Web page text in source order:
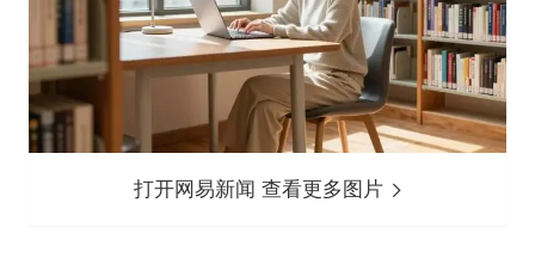
打开网易新闻 查看更多图片